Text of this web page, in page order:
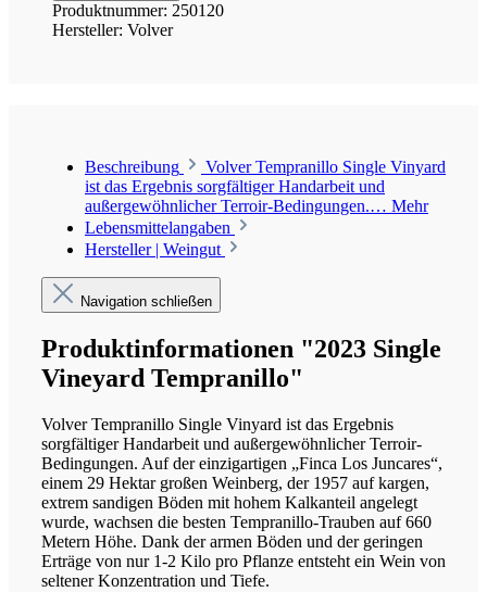
Produktnummer: 250120
Hersteller: Volver
Beschreibung
Volver Tempranillo Single Vinyard
ist das Ergebnis sorgfältiger Handarbeit und
außergewöhnlicher Terroir-Bedingungen.… Mehr
Lebensmittelangaben
Hersteller | Weingut
Navigation schließen
Produktinformationen "2023 Single
Vineyard Tempranillo"
Volver Tempranillo Single Vinyard ist das Ergebnis
sorgfältiger Handarbeit und außergewöhnlicher Terroir-
Bedingungen. Auf der einzigartigen „Finca Los Juncares“,
einem 29 Hektar großen Weinberg, der 1957 auf kargen,
extrem sandigen Böden mit hohem Kalkanteil angelegt
wurde, wachsen die besten Tempranillo-Trauben auf 660
Metern Höhe. Dank der armen Böden und der geringen
Erträge von nur 1-2 Kilo pro Pflanze entsteht ein Wein von
seltener Konzentration und Tiefe.